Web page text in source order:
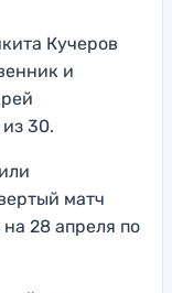
Кучеров
и
30.
матч
28 апреля по